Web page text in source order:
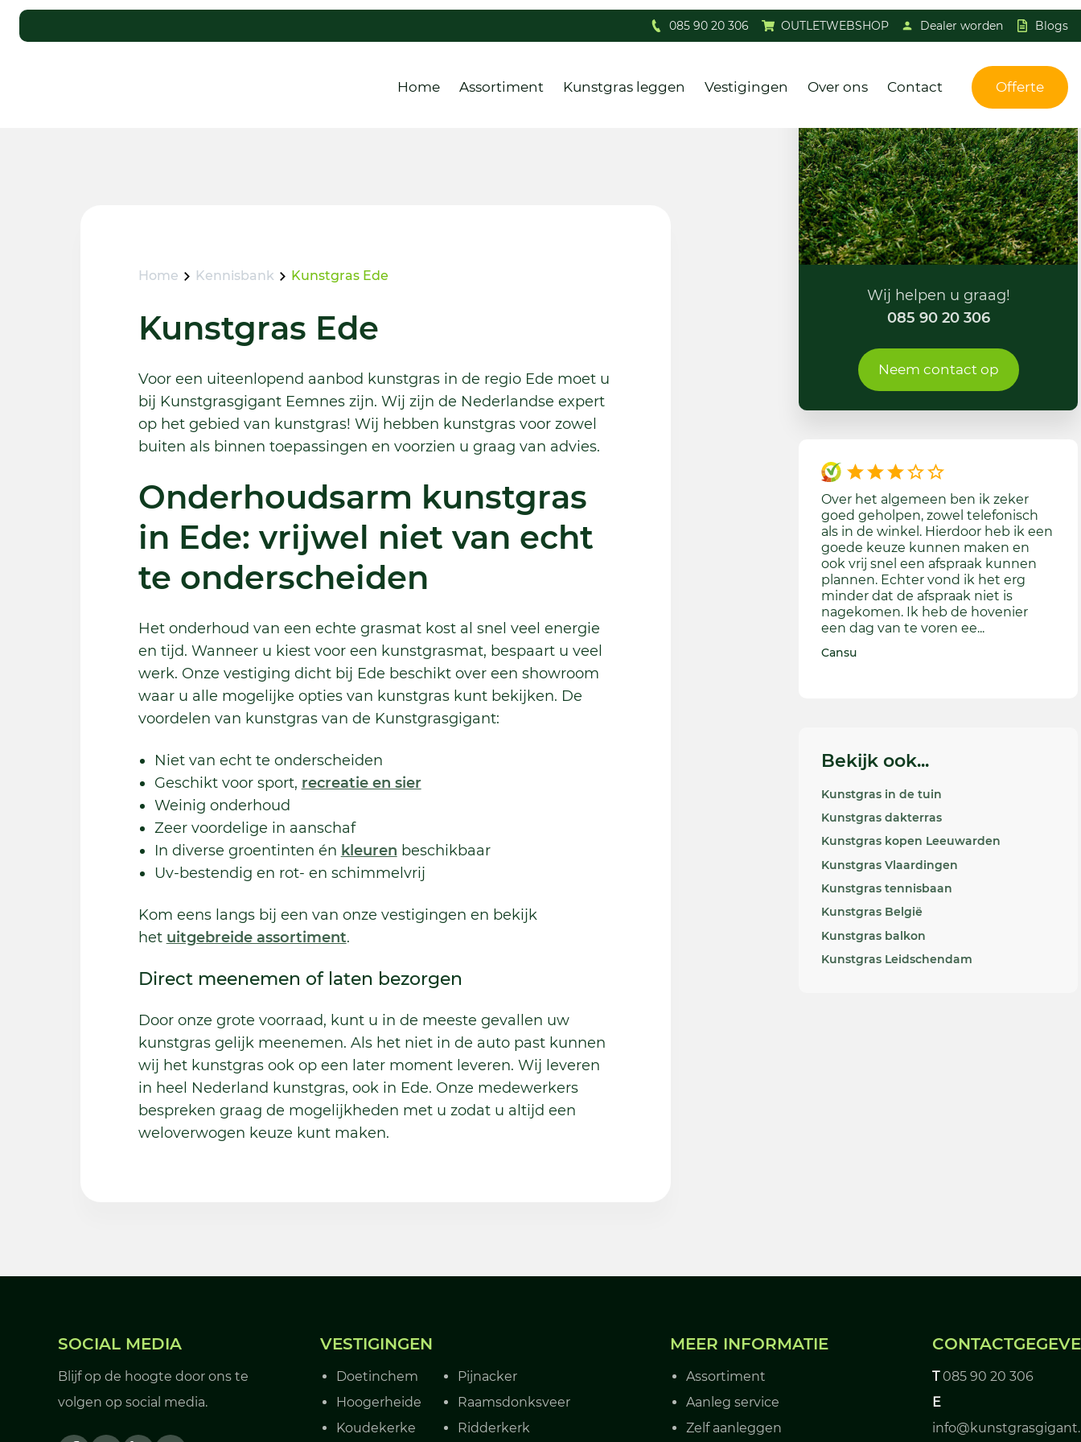
085 90 20 306 OUTLETWEBSHOP Dealer worden Blogs
Home Assortiment Kunstgras leggen Vestigingen Over ons Contact Offerte
Home Kennisbank Kunstgras Ede
Kunstgras Ede
Voor een uiteenlopend aanbod kunstgras in de regio Ede moet u
bij Kunstgrasgigant Eemnes zijn. Wij zijn de Nederlandse expert
op het gebied van kunstgras! Wij hebben kunstgras voor zowel
buiten als binnen toepassingen en voorzien u graag van advies.
Onderhoudsarm kunstgras
in Ede: vrijwel niet van echt
te onderscheiden
Het onderhoud van een echte grasmat kost al snel veel energie
en tijd. Wanneer u kiest voor een kunstgrasmat, bespaart u veel
werk. Onze vestiging dicht bij Ede beschikt over een showroom
waar u alle mogelijke opties van kunstgras kunt bekijken. De
voordelen van kunstgras van de Kunstgrasgigant:
Niet van echt te onderscheiden
Geschikt voor sport, recreatie en sier
Weinig onderhoud
Zeer voordelige in aanschaf
In diverse groentinten én kleuren beschikbaar
Uv-bestendig en rot- en schimmelvrij
Kom eens langs bij een van onze vestigingen en bekijk
het uitgebreide assortiment.
Direct meenemen of laten bezorgen
Door onze grote voorraad, kunt u in de meeste gevallen uw
kunstgras gelijk meenemen. Als het niet in de auto past kunnen
wij het kunstgras ook op een later moment leveren. Wij leveren
in heel Nederland kunstgras, ook in Ede. Onze medewerkers
bespreken graag de mogelijkheden met u zodat u altijd een
weloverwogen keuze kunt maken.
Wij helpen u graag!
085 90 20 306
Neem contact op
Over het algemeen ben ik zeker
goed geholpen, zowel telefonisch
als in de winkel. Hierdoor heb ik een
goede keuze kunnen maken en
ook vrij snel een afspraak kunnen
plannen. Echter vond ik het erg
minder dat de afspraak niet is
nagekomen. Ik heb de hovenier
een dag van te voren ee...
Cansu
Bekijk ook...
Kunstgras in de tuin
Kunstgras dakterras
Kunstgras kopen Leeuwarden
Kunstgras Vlaardingen
Kunstgras tennisbaan
Kunstgras België
Kunstgras balkon
Kunstgras Leidschendam
SOCIAL MEDIA
Blijf op de hoogte door ons te
volgen op social media.
VESTIGINGEN
Doetinchem
Hoogerheide
Koudekerke
Pijnacker
Raamsdonksveer
Ridderkerk
MEER INFORMATIE
Assortiment
Aanleg service
Zelf aanleggen
T 085 90 20 306
E